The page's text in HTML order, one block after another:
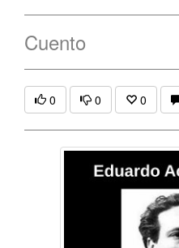
Cuento
0 0 0